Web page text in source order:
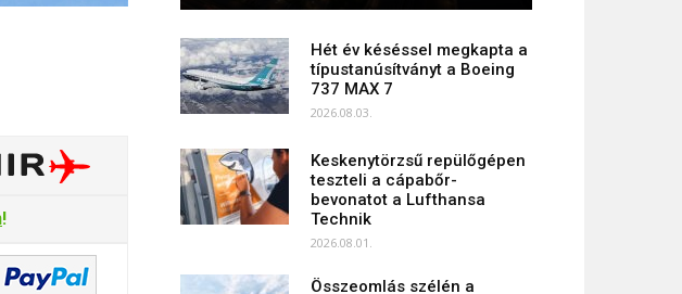
!
Hét év késéssel megkapta a
típustanúsítványt a Boeing
737 MAX 7
2026.08.03.
Keskenytörzsű repülőgépen
teszteli a cápabőr-
bevonatot a Lufthansa
Technik
2026.08.01.
Összeomlás szélén a